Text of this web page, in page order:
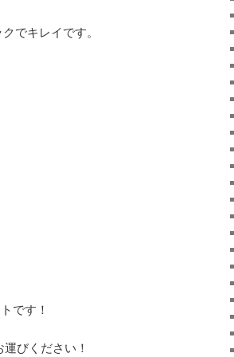
でキレイです。
です！
びください！